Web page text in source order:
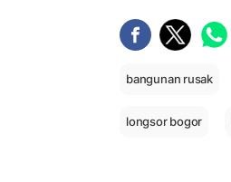
bangunan rusak
longsor bogor